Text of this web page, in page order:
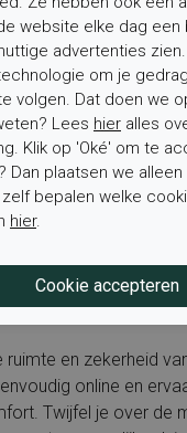
Ja, het
worden door
kleur past dit
tinten. Veelgezochte
passen zijn
K wijdte,
boot, comfortabele
veterboot voor
van de collectie op
ruimte en zekerheid
online en
Twijfel je over de
website elke dag een
advertenties
om je
volgen. Dat doen we
Lees hier alles
Klik op 'Oké' om te
? Dan plaatsen we
bepalen welke
hier.